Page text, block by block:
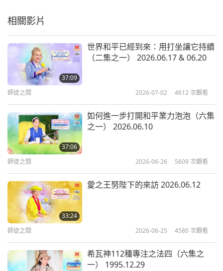
飛走。我看到她們穿著美麗多彩的服裝。這是一個體
驗。第二個是當我坐在靈性樹下時。它環繞著我移
動，像是在親吻我。它是棵靈性樹，它加持我很
多。）（今天下午，有其他師姊坐在我附近，靈性樹
似乎也很開心，它散發著光芒，令我感到法喜充滿。
還有一件事，我們打坐時，我入內並看到像草地的東
西，但那並不是草地。那些「草」波動搖擺，高聳直
立，或許跟我一樣高。它散發出光芒，在我面前表演
一場舞。接著出現了一座瀑布，水質晶透清澈，好美
麗。）
相關影片
37:09
世界和平已經到來：用打坐讓它持續
（二集之一） 2026.06.17 & 06.20
師徒之間 2026-07-02 4612 次觀看
37:06
如何進一步打開和平業力泡泡（六集
之一） 2026.06.10
師徒之間 2026-06-26 5609 次觀看
33:24
愛之王努陛下的來訪 2026.06.12
師徒之間 2026-06-25 4580次觀看
希瓦神112種專注之法四（六集之
一） 1995.12.29